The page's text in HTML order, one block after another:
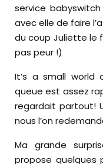
service
avec elle de faire
du coup Juliette le
pas peur !)
It’s a small world
queue est assez
regardait partout!
nous l’on
Ma grande
propose